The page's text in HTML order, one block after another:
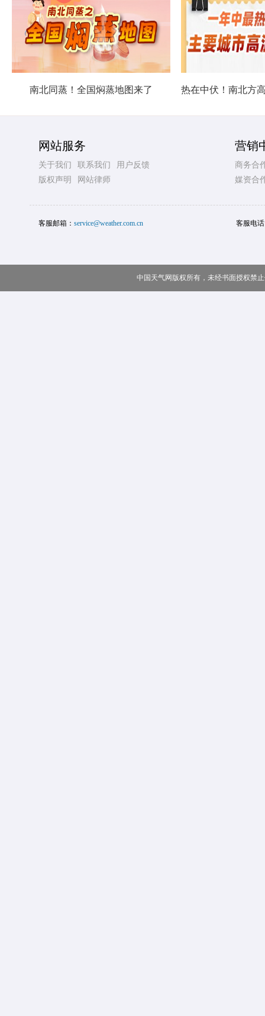
南北同蒸！全国焖蒸地图来了
网站服务
关于我们 联系我们
用户反馈
版权声明
网站律师
营销
商务合
媒资合
客服邮箱： service@weather.com.cn 客服电
中国天气网版权所有，未经书面授权